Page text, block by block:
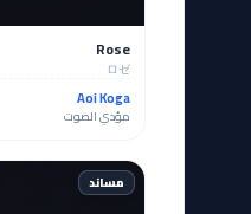
Rose
ロゼ
Aoi Koga
مؤدي الصوت
مساند